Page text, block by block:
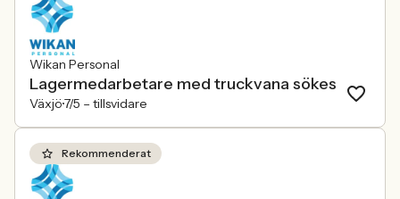
Wikan Personal
Lagermedarbetare med truckvana sökes
Växjö7/5 – tillsvidare
Rekommenderat